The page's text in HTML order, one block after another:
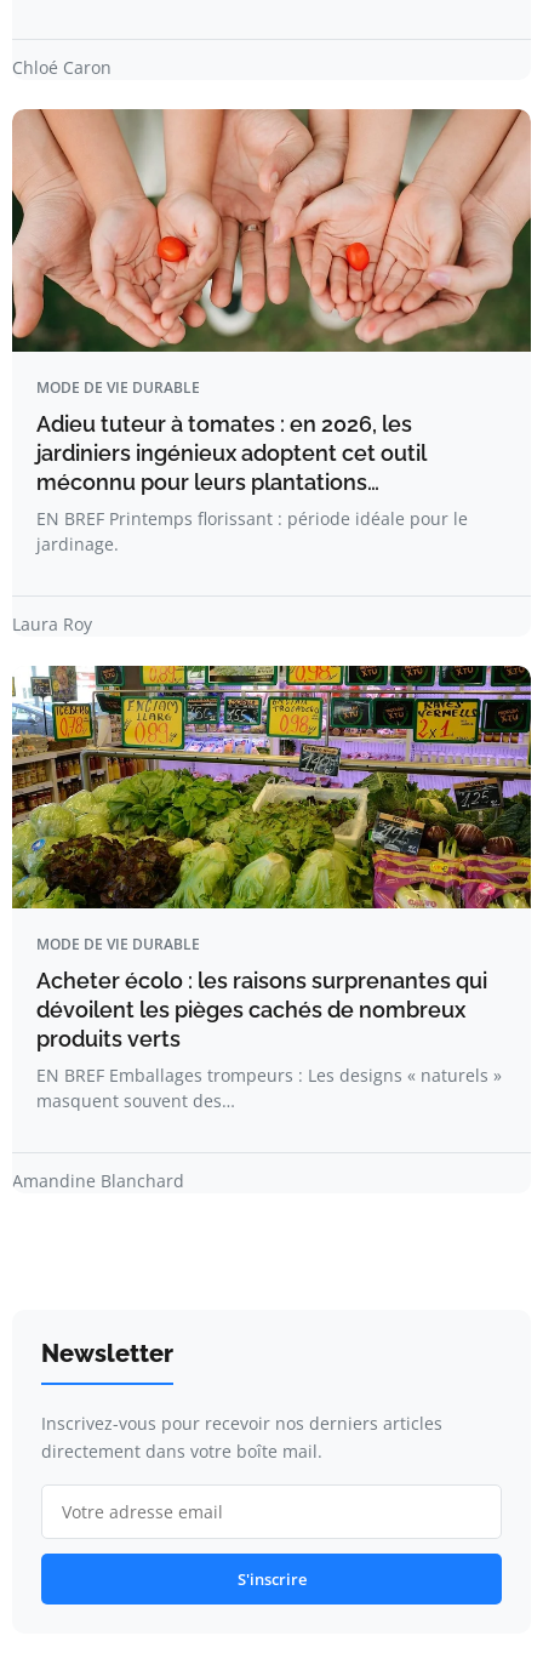
Chloé Caron
MODE DE VIE DURABLE
Adieu tuteur à tomates : en 2026, les
jardiniers ingénieux adoptent cet outil
méconnu pour leurs plantations…
EN BREF Printemps florissant : période idéale pour le
jardinage.
Laura Roy
MODE DE VIE DURABLE
Acheter écolo : les raisons surprenantes qui
dévoilent les pièges cachés de nombreux
produits verts
EN BREF Emballages trompeurs : Les designs « naturels »
masquent souvent des…
Amandine Blanchard
Newsletter
Inscrivez-vous pour recevoir nos derniers articles
directement dans votre boîte mail.
S'inscrire